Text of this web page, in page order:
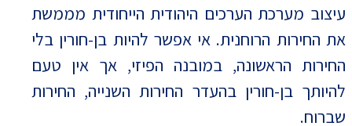
עיצוב מערכת הערכים היהודית הייחודית מממשת
את החירות הרוחנית. אי אפשר להיות בן-חורין בלי
החירות הראשונה, במובנה הפיזי, אך אין טעם
להיותך בן-חורין בהעדר החירות השנייה, החירות
שברוח.